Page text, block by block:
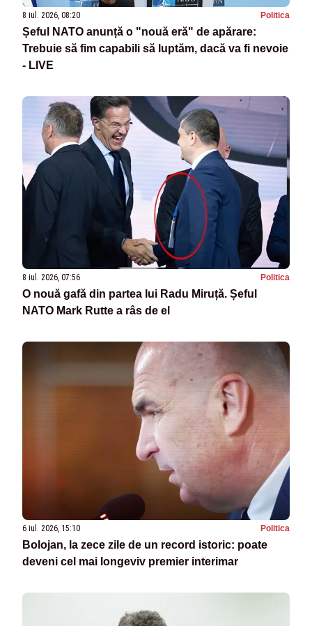
8 iul. 2026, 08:20 Politica
Șeful NATO anunță o "nouă eră" de apărare:
Trebuie să fim capabili să luptăm, dacă va fi nevoie
- LIVE
8 iul. 2026, 07:56 Politica
O nouă gafă din partea lui Radu Miruță. Șeful
NATO Mark Rutte a râs de el
6 iul. 2026, 15:10 Politica
Bolojan, la zece zile de un record istoric: poate
deveni cel mai longeviv premier interimar